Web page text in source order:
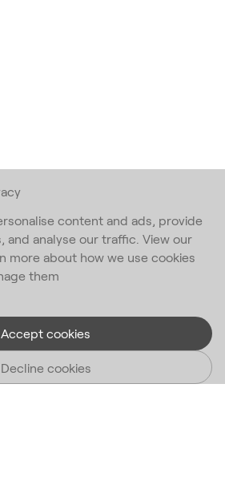
content and ads, provide
and analyse our traffic. View our
more about how we use cookies
them
Accept cookies
Decline cookies